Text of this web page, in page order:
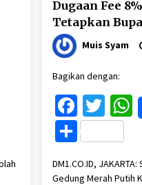
Dugaan Fee
Tetapkan
Muis Syam
Bagikan dengan:
Share
DM1.CO.ID,
Gedung Merah Putih